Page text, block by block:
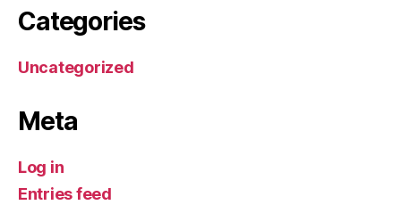
Categories
Uncategorized
Meta
Log in
Entries feed